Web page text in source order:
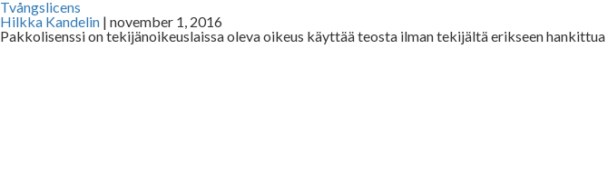
Tvångslicens
Hilkka Kandelin | november 1, 2016
Pakkolisenssi on tekijänoikeuslaissa oleva oikeus käyttää teosta ilman tekijältä erikseen